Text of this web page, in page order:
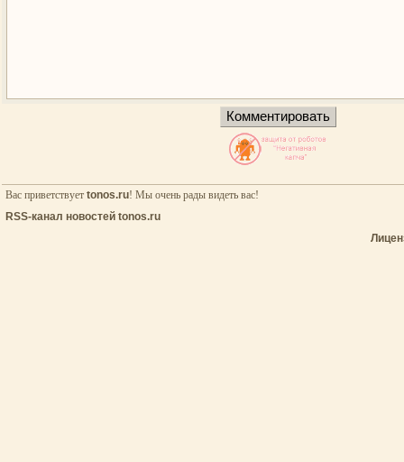
Вас приветствует tonos.ru! Мы очень рады видеть вас!
RSS-канал новостей tonos.ru